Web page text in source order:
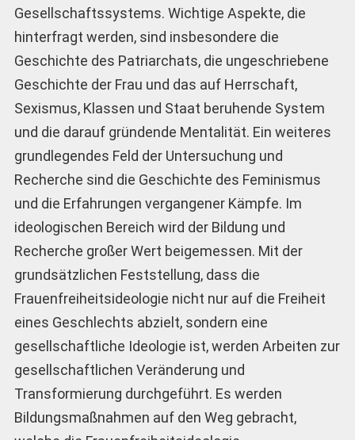
Gesellschaftssystems. Wichtige Aspekte, die
hinterfragt werden, sind insbesondere die
Geschichte des Patriarchats, die ungeschriebene
Geschichte der Frau und das auf Herrschaft,
Sexismus, Klassen und Staat beruhende System
und die darauf gründende Mentalität. Ein weiteres
grundlegendes Feld der Untersuchung und
Recherche sind die Geschichte des Feminismus
und die Erfahrungen vergangener Kämpfe. Im
ideologischen Bereich wird der Bildung und
Recherche großer Wert beigemessen. Mit der
grundsätzlichen Feststellung, dass die
Frauenfreiheitsideologie nicht nur auf die Freiheit
eines Geschlechts abzielt, sondern eine
gesellschaftliche Ideologie ist, werden Arbeiten zur
gesellschaftlichen Veränderung und
Transformierung durchgeführt. Es werden
Bildungsmaßnahmen auf den Weg gebracht,